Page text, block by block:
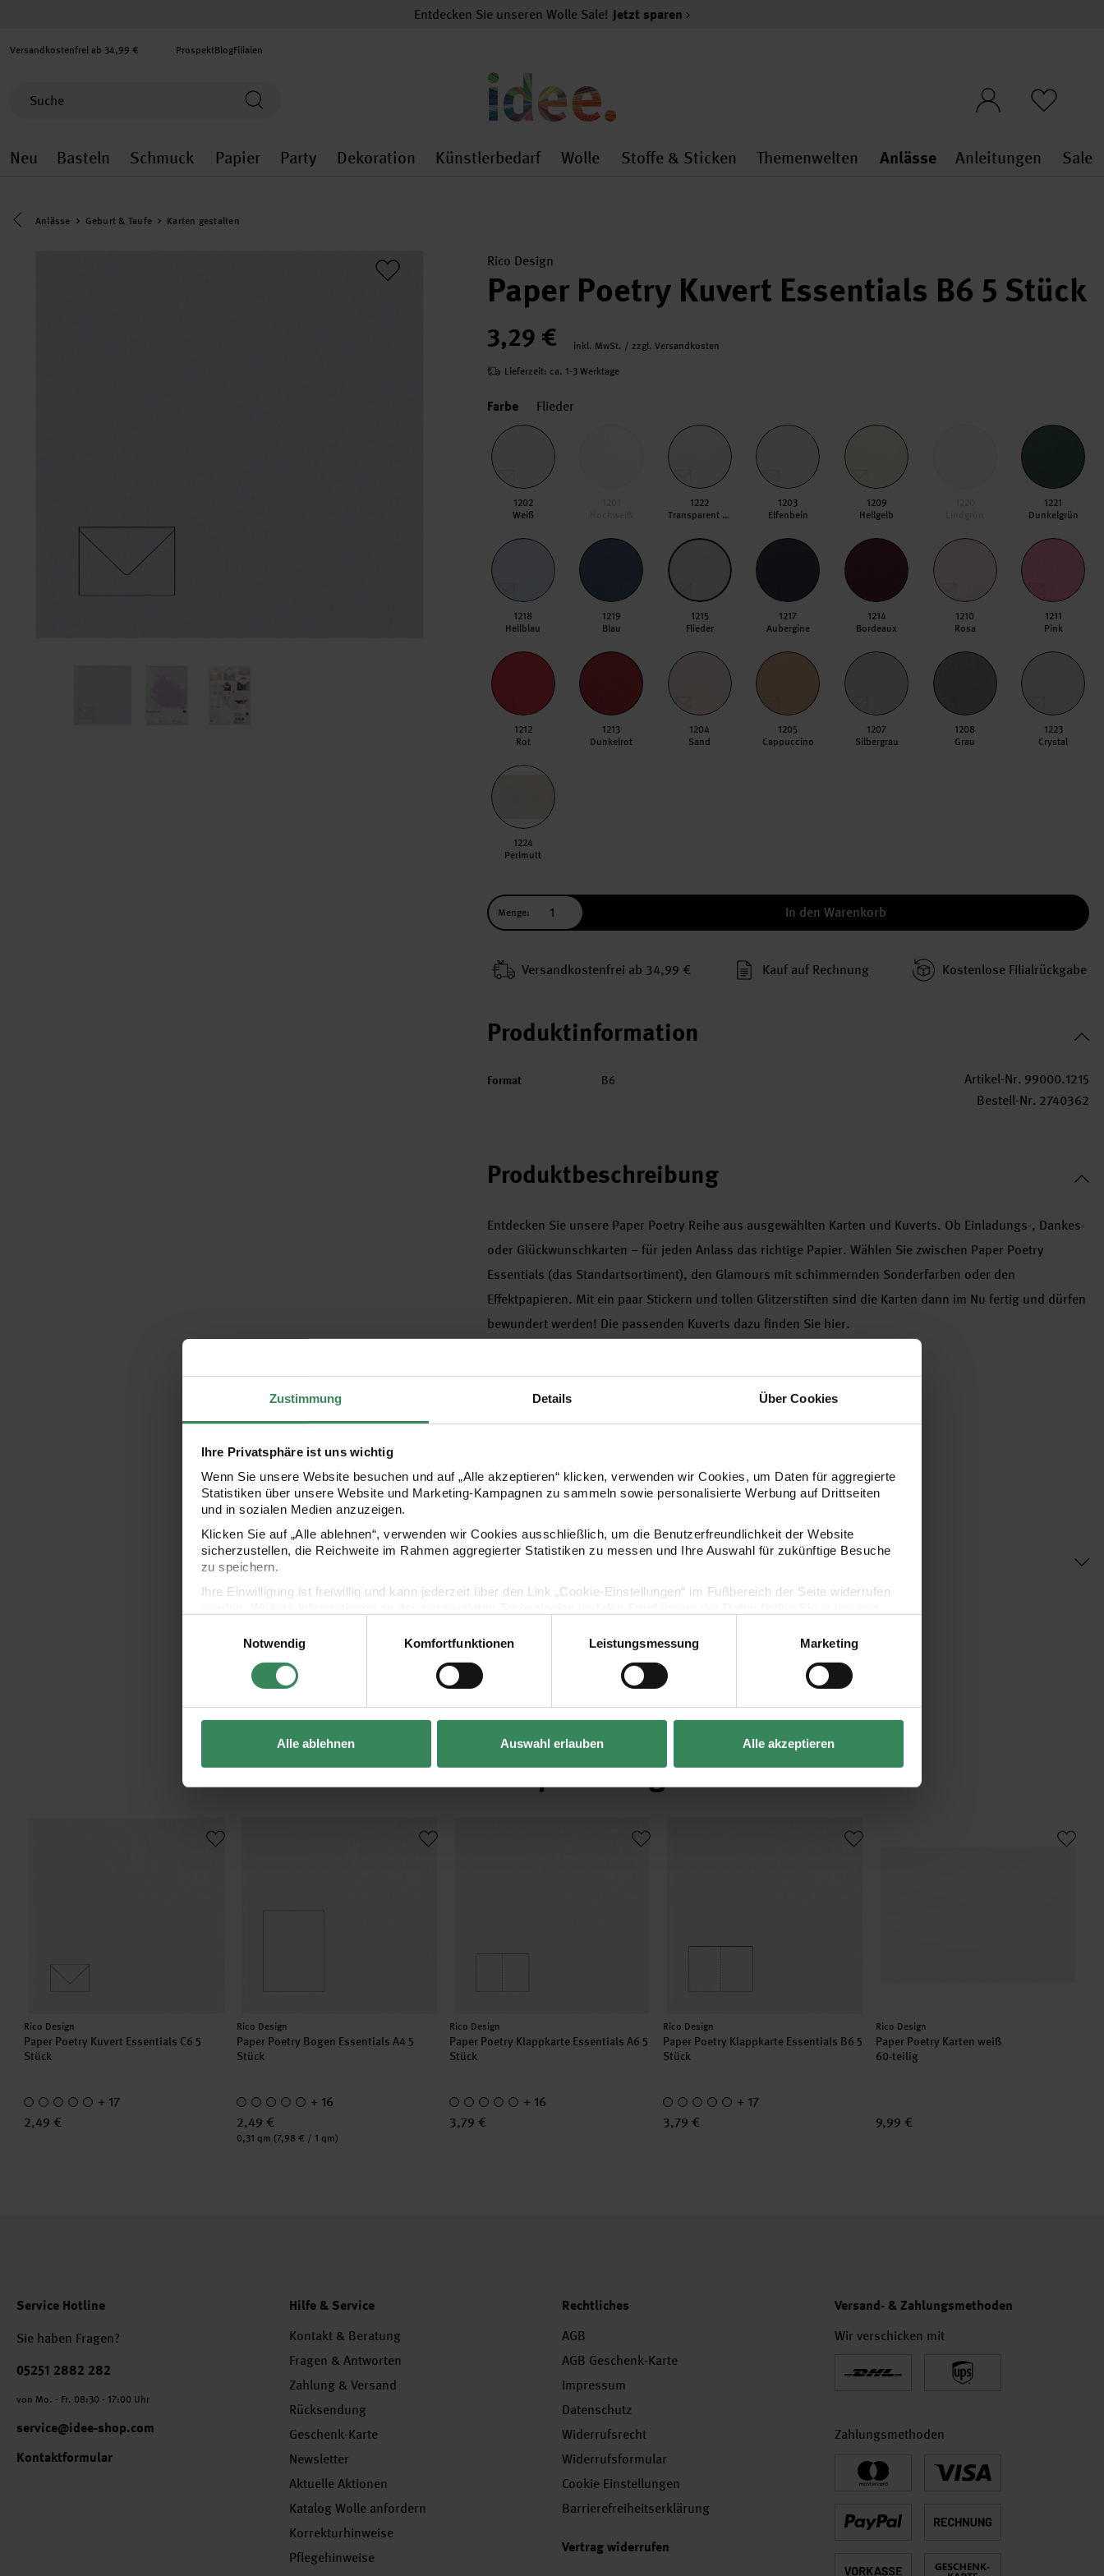
Zustimmung Details Über Cookies
Ihre Privatsphäre ist uns wichtig
Wenn Sie unsere Website besuchen und auf „Alle akzeptieren“ klicken, verwenden wir Cookies, um Daten für aggregierte
Statistiken über unsere Website und Marketing-Kampagnen zu sammeln sowie personalisierte Werbung auf Drittseiten
und in sozialen Medien anzuzeigen.
Klicken Sie auf „Alle ablehnen“, verwenden wir Cookies ausschließlich, um die Benutzerfreundlichkeit der Website
sicherzustellen, die Reichweite im Rahmen aggregierter Statistiken zu messen und Ihre Auswahl für zukünftige Besuche
zu speichern.
Ihre Einwilligung ist freiwillig und kann jederzeit über den Link „Cookie-Einstellungen“ im Fußbereich der Seite widerrufen
Impressum
Datenschutz Vertrag widerrufen
Notwendig
Komfortfunktionen Leistungsmessung Marketing
Alle ablehnen Auswahl erlauben Alle akzeptieren
Entdecken Sie unseren Wolle Sale! Jetzt sparen
Versandkostenfrei ab 34,99 € ProspektBlogFilialen
Neu
Neu general.openMenu
Basteln
Basteln general.openMenu
Schmuck
Schmuck general.openMenu
Papier
Papier general.openMenu
Party
Party general.openMenu
Dekoration
Dekoration general.openMenu
Künstlerbedarf
Künstlerbedarf general.openMenu
Wolle
Wolle general.openMenu
Stoffe & Sticken
Stoffe & Sticken general.openMenu
Themenwelten
Themenwelten
Anlässe
Anlässe
Anleitungen Sale
Eine Kategorie zurück navigieren
Anlässe Geburt & Taufe Karten gestalten
Rico Design
Paper Poetry Kuvert Essentials B6 5 Stück
3,29 €
inkl. MwSt. / zzgl. Versandkosten
Lieferzeit: ca. 1-3 Werktage
Farbe Flieder
1202
Weiß
1222
Transparent Hochweiß
1203
Elfenbein
1209
Hellgelb
1221
Dunkelgrün
1218
Hellblau
1219
Blau
1215
Flieder
1217
Aubergine
1214
Bordeaux
1210
Rosa
1211
Pink
1212
Rot
1213
Dunkelrot
1204
Sand
1205
Cappuccino
1207
Silbergrau
1208
Grau
1223
Crystal
1224
Perlmutt
Menge: In den Warenkorb
Versand­kosten­frei ab 34,99 € Kauf auf Rechnung Kosten­lose Filial­rückgabe
Produktinformation
Format B6 Artikel-Nr. 99000.1215
Bestell-Nr. 2740362
Produktbeschreibung
Entdecken Sie unsere Paper Poetry Reihe aus ausgewählten Karten und Kuverts. Ob Einladungs-, Dankes-
oder Glückwunschkarten – für jeden Anlass das richtige Papier. Wählen Sie zwischen Paper Poetry
Essentials (das Standartsortiment), den Glamours mit schimmernden Sonderfarben oder den
Effektpapieren. Mit ein paar Stickern und tollen Glitzerstiften sind die Karten dann im Nu fertig und dürfen
bewundert werden! Die passenden Kuverts dazu finden Sie hier.
•bedruckbar mit Laser- und Tintenstrahldrucker
Format: Kuvert B6 (125x176 mm)
•Stärke: 100 g/m²
•Inhalt: 5 Kuverts
•verschiedene Farben zur Auswahl
Hersteller
Kaufempfehlung
Hersteller:
Rico Design
Paper Poetry Kuvert Essentials C6 5
Stück
+ 17
2,49 €
Hersteller:
Rico Design
Paper Poetry Bogen Essentials A4 5
Stück
+ 16
2,49 €
Inhalt:
0,31 qm (7,98 € / 1 qm)
Hersteller:
Rico Design
Paper Poetry Klappkarte Essentials A6 5
Stück
+ 16
3,79 €
Hersteller:
Rico Design
Paper Poetry Klappkarte Essentials B6 5
Stück
+ 17
3,79 €
Hersteller:
Rico Design
Paper Poetry Karten weiß
60-teilig
9,99 €
Service Hotline
Sie haben Fragen?
Telefonnummer
05251 2882 282
von Mo. - Fr. 08:30 - 17:00 Uhr
service@idee-shop.com
Kontaktformular
Hilfe & Service
Kontakt & Beratung
Fragen & Antworten
Zahlung & Versand
Rücksendung
Geschenk-Karte
Newsletter
Aktuelle Aktionen
Katalog Wolle anfordern
Korrekturhinweise
Pflegehinweise
Rechtliches
AGB
AGB Geschenk-Karte
Impressum
Datenschutz
Widerrufsrecht
Widerrufsformular
Cookie Einstellungen
Barrierefreiheitserklärung
Vertrag widerrufen
Versand- & Zahlungsmethoden
Wir verschicken mit
Zahlungsmethoden